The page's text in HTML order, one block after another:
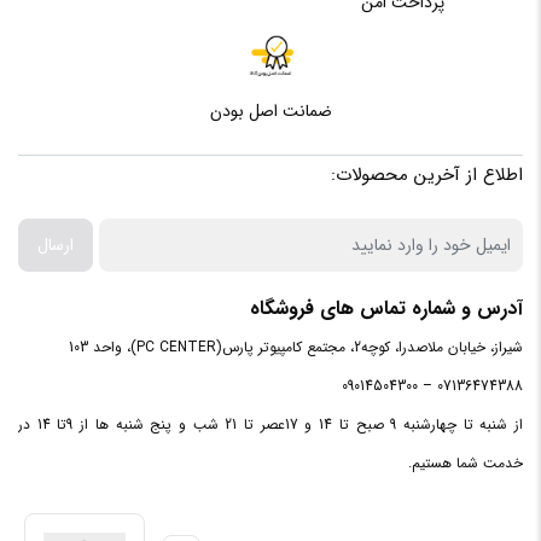
هارد دیسک اکسترنال باعث می‌شود تا بتوان برای حمل و نقل
اطلاعات دیجیتال با حجم زیاد مشکلی نداشته باشید.
ضمانت اصل بودن
اطلاع از آخرین محصولات:
ارسال
آدرس و شماره تماس های فروشگاه
شیراز، خیابان ملاصدرا، کوچه2، مجتمع کامپیوتر پارس(PC CENTER)، واحد 103
07136474388 – 09014504300
از شنبه تا چهارشنبه 9 صبح تا 14 و 17عصر تا 21 شب و پنج شنبه ها از 9تا 14 در
خدمت شما هستیم.